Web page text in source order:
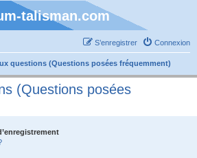
talisman.com
Connexion
S’enregistrer
questions (Questions posées fréquemment)
(Questions posées